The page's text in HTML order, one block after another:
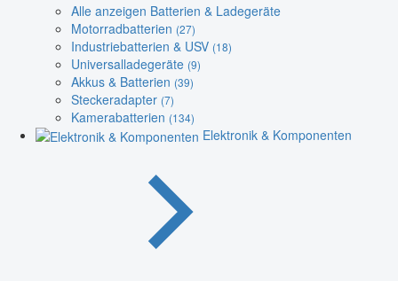
Alle anzeigen Batterien & Ladegeräte
Motorradbatterien (27)
Industriebatterien & USV (18)
Universalladegeräte (9)
Akkus & Batterien (39)
Steckeradapter (7)
Kamerabatterien (134)
Elektronik & Komponenten